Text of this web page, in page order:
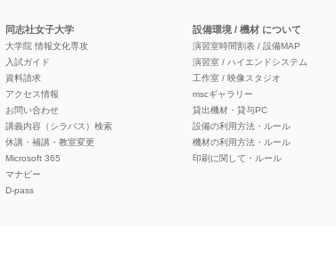
同志社女子大学
大学院 情報文化専攻
入試ガイド
資料請求
アクセス情報
お問い合わせ
講義内容（シラバス）検索
休講・補講・教室変更
Microsoft 365
マナビー
D-pass
設備環境 / 機材 について
演習室時間割表 / 設備MAP
演習室 / ハイエンドシステム
工作室 / 映像スタジオ
mscギャラリー
貸出機材・貸与PC
設備の利用方法・ルール
機材の利用方法・ルール
印刷に関して・ルール